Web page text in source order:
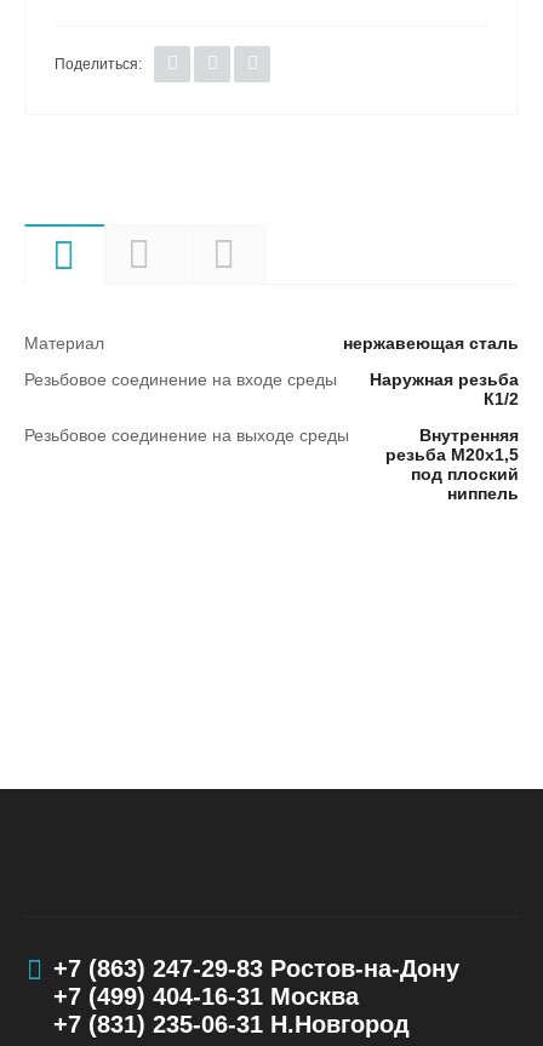
Поделиться:
Материал
нержавеющая сталь
Резьбовое соединение на входе среды
Наружная резьба
К1/2
Резьбовое соединение на выходе среды
Внутренняя
резьба М20х1,5
под плоский
ниппель
+7 (863) 247-29-83Ростов-на-Дону
+7 (499) 404-16-31Москва
+7 (831) 235-06-31Н.Новгород